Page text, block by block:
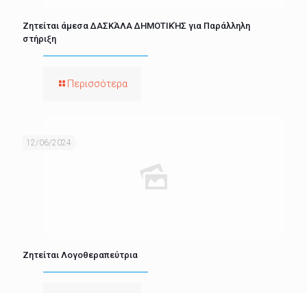
Ζητείται άμεσα ΔΑΣΚΆΛΑ ΔΗΜΟΤΙΚΉΣ για Παράλληλη
στήριξη
Περισσότερα
12/06/2024
Ζητείται Λογοθεραπεύτρια